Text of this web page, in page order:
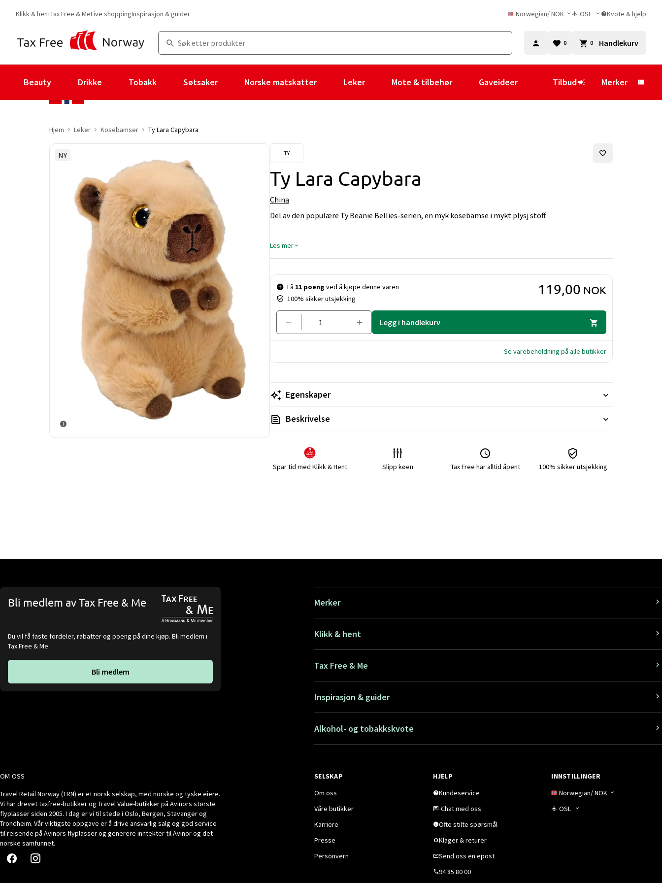
Klikk & hentTax Free & MeLive shoppingInspirasjon & guider Norwegian/NOK OSL Kvote & hjelp
0 0 Handlekurv
Beauty Drikke Tobakk Søtsaker Norske matskatter Leker Mote & tilbehør Gaveideer Tilbud Merker
Hjem Leker Kosebamser Ty Lara Capybara
NY TY
Ty Lara Capybara
China
Del av den populære Ty Beanie Bellies-serien, en myk kosebamse i mykt plysj stoff.
Les mer
Pris og mengde
Få 11 poeng ved å kjøpe denne varen
100% sikker utsjekking
119,00 NOK
Legg i handlekurv
Se varebeholdning på alle butikker
Egenskaper
Beskrivelse
Spar tid med Klikk & Hent Slipp køen Tax Free har alltid åpent 100% sikker utsjekking
Bli medlem av Tax Free & Me
Du vil få faste fordeler, rabatter og poeng på dine kjøp. Bli medlem i
Tax Free & Me
Bli medlem
Merker
Klikk & hent
Tax Free & Me
Inspirasjon & guider
Alkohol- og tobakkskvote
OM OSS
Travel Retail Norway (TRN) er et norsk selskap, med norske og tyske eiere.
Vi har drevet taxfree-butikker og Travel Value-butikker på Avinors største
flyplasser siden 2005. I dag er vi til stede i Oslo, Bergen, Stavanger og
Trondheim. Vår viktigste oppgave er å drive ansvarlig salg og god service
til reisende på Avinors flyplasser og generere inntekter til Avinor og det
norske samfunnet.
SELSKAP
Om oss
Våre butikker
Karriere
Presse
Personvern
HJELP
Kundeservice
Chat med oss
Ofte stilte spørsmål
Klager & returer
Send oss en epost
94 85 80 00
INNSTILLINGER
Norwegian/NOK
OSL